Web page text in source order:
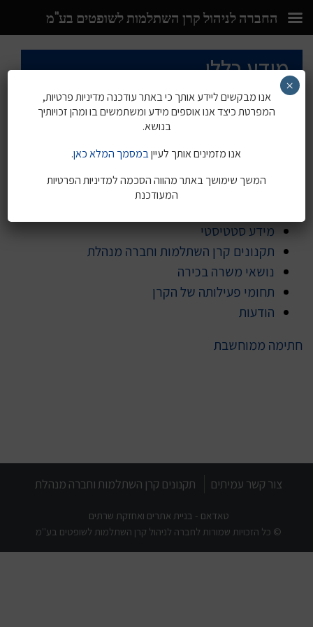
content
מידע כללי
דף הבית»מידע כללי
חברי דירקטוריון
מידע סטטיסטי
תקנונים קרן השתלמות וחברה מנהלת
נושאי משרה בכירה
תחומי פעילותה של הקרן
הודעות
חתימה ממוחשבת
צור קשר עמיתים תקנונים קרן השתלמות וחברה מנהלת
טאדאם - בניית אתרים ואחזקת שרתים
© כל הזכויות שמורות לחברה לניהול קרן השתלמות לשופטים בע"מ
אנו מבקשים ליידע אותך כי באתר עודכנה מדיניות פרטיות,
המפרטת כיצד אנו אוספים מידע ומשתמשים בו ומהן זכויותיך
בנושא.
אנו מזמינים אותך לעייןבמסמך המלא כאן.
המשך שימושך באתר מהווה הסכמה למדיניות הפרטיות
המעודכנת
×
החברה לניהול קרן השתלמות לשופטים בע"מ